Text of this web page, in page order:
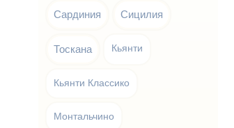
Сардиния Сицилия
Тоскана Кьянти
Кьянти Классико
Монтальчино